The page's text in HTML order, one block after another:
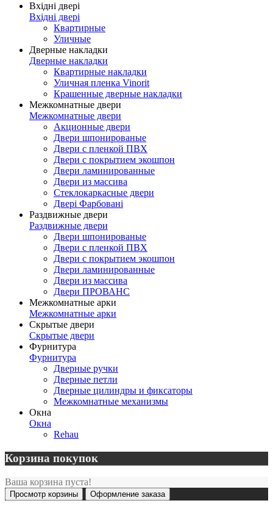
Вхідні двері
Вхідні двері
Квартирные
Уличные
Дверные накладки
Дверные накладки
Квартирные накладки
Уличная пленка Vinorit
Крашенные дверные накладки
Межкомнатные двери
Межкомнатные двери
Акционные двери
Двери шпонированые
Двери с пленкой ПВХ
Двери с покрытием экошпон
Двери ламинированные
Двери из массива
Стеклокаркасные двери
Двері Фарбовані
Раздвижные двери
Раздвижные двери
Двери шпонированые
Двери с пленкой ПВХ
Двери с покрытием экошпон
Двери ламинированные
Двери из массива
Двери ПРОВАНС
Межкомнатные арки
Межкомнатные арки
Скрытые двери
Скрытые двери
Фурнитура
Фурнитура
Дверные ручки
Дверные петли
Дверные цилиндры и фиксаторы
Межкомнатные механизмы
Окна
Окна
Rehau
Корзина покупок
Ваша корзина пуста!
Просмотр корзины Оформление заказа